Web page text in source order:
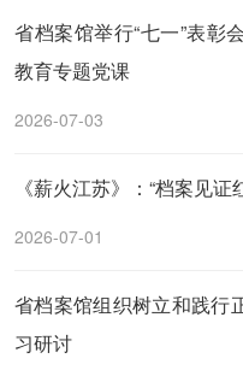
省档案馆举行“七一”表彰
教育专题党课
2026-07-03
《薪火江苏》：“档案见
2026-07-01
省档案馆组织树立和践行
习研讨